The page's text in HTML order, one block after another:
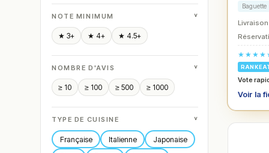
NOTE MINIMUM ˅
★ 3+ ★ 4+ ★ 4.5+
NOMBRE D'AVIS ˅
≥ 10 ≥ 100 ≥ 500 ≥ 1000
TYPE DE CUISINE ˅
Française Italienne
Japonaise
Baguette
Vote
Voir la